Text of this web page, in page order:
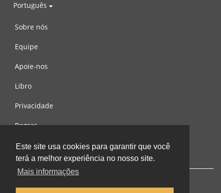
Este site usa cookies para garantir que você
terá a melhor experiência no nosso site.
Mais informações
Português
Sobre nós
Equipe
Apoie-nos
Libro
Privacidade
Regras
Contacte-nos